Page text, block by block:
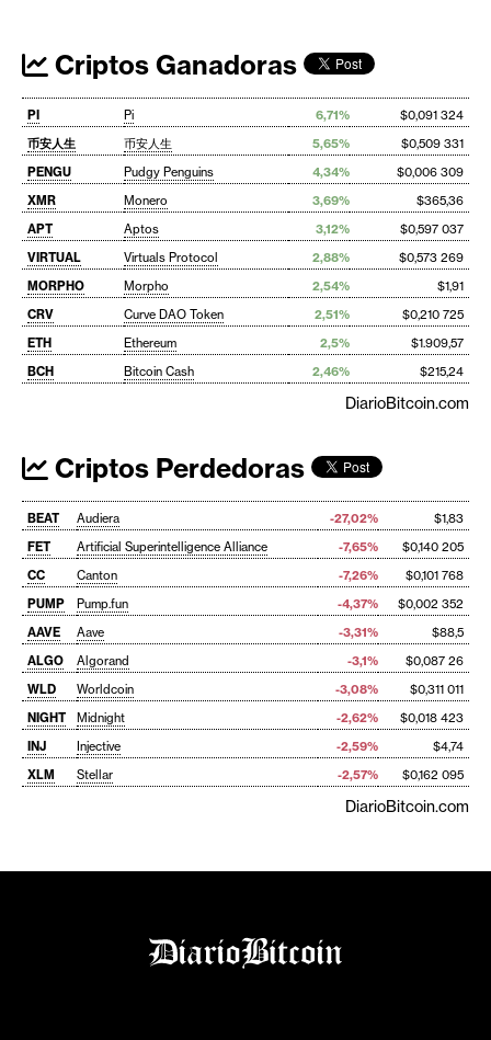
Criptos Ganadoras
PI Pi 6,71%
$0,091 324
币安人生
币安人生 5,65%
$0,509 331
PENGU
Pudgy Penguins 4,34%
$0,006 309
XMR
Monero 3,69%
$365,36
APT
Aptos 3,12%
$0,597 037
VIRTUAL
Virtuals Protocol 2,88%
$0,573 269
MORPHO
Morpho 2,54%
$1,91
CRV
Curve DAO Token 2,51%
$0,210 725
ETH
Ethereum 2,5%
$1.909,57
BCH
Bitcoin Cash 2,46% $215,24
DiarioBitcoin.com
Criptos Perdedoras
BEAT Audiera -27,02%
$1,83
FET
Artificial Superintelligence Alliance -7,65%
$0,140 205
CC
Canton -7,26%
$0,101 768
PUMP
Pump.fun -4,37%
$0,002 352
AAVE
Aave -3,31%
$88,5
ALGO
Algorand -3,1%
$0,087 26
WLD
Worldcoin -3,08%
$0,311 011
NIGHT
Midnight -2,62%
$0,018 423
INJ
Injective -2,59%
$4,74
XLM
Stellar -2,57% $0,162 095
DiarioBitcoin.com